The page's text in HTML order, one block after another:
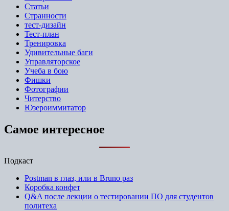
Статьи
Странности
тест-дизайн
Тест-план
Тренировка
Удивительные баги
Управляторское
Учеба в бою
Фишки
Фотографии
Читерство
Юзероиммитатор
Самое интересное
Подкаст
Postman в глаз, или в Bruno раз
Коробка конфет
Q&A после лекции о тестировании ПО для студентов
политеха